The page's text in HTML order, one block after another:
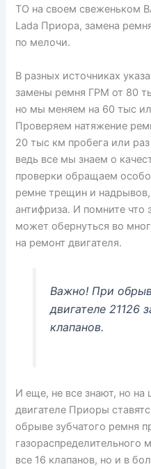
ТО на своем свеженьком
Lada Приора, замена
по мелочи.
В разных источниках
замены ремня ГРМ от 80
но мы меняем на 60 тыс
Проверяем натяжение
20 тыс км пробега или
ведь все мы знаем о
проверки обращаем
ремне трещин и
антифриза. И помните
может обернуться во
на ремонт двигателя.
Важно! При
двигателе 21126
клапанов.
И еще, не все знают, но на
двигателе Приоры
обрыве зубчатого ремня
газораспределительного
все 16 клапанов, но и в